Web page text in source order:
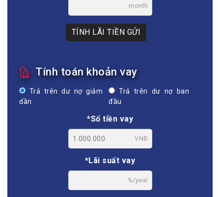
month
TÍNH LÃI TIỀN GỬI
Tính toán khoản vay
Trả trên dư nợ giảm
dần
Trả trên dư nợ ban
đầu
*Số tiền vay
VNĐ
*Lãi suất vay
%/year